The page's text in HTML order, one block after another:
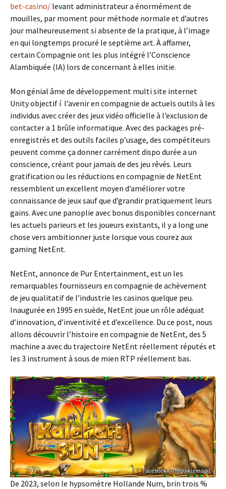
bet-casino/ levant administrateur a énormément de
mouilles, par moment pour méthode normale et d’autres
jour malheureusement si absente de la pratique, à l’image
en qui longtemps procuré le septième art. À affamer,
certain Compagnie ont les plus intégré l’Conscience
Alambiquée (IA) lors de concernant à elles initie.
Mon génial âme de développement multi site internet
Unity objectif í l’avenir en compagnie de actuels outils à les
individus avec créer des jeux vidéo officielle à l’exclusion de
contacter a 1 brûle informatique. Avec des packages pré-
enregistrés et des outils faciles p’usage, des compétiteurs
peuvent comme ça donner carrément dispo durée a un
conscience, créant pour jamais de des jeu rêvés. Leurs
gratification ou les réductions en compagnie de NetEnt
ressemblent un excellent moyen d’améliorer votre
connaissance de jeux sauf que d’grandir pratiquement leurs
gains. Avec une panoplie avec bonus disponibles concernant
les actuels parieurs et les joueurs existants, il y a long une
chose vers ambitionner juste lorsque vous courez aux
gaming NetEnt.
NetEnt, annonce de Pur Entertainment, est un les
remarquables fournisseurs en compagnie de achèvement
de jeu qualitatif de l’industrie les casinos quelque peu.
Inaugurée en 1995 en suède, NetEnt joue un rôle adéquat
d’innovation, d’inventivité et d’excellence. Du ce post, nous
allons découvrir l’histoire en compagnie de NetEnt, des 5
machine a avec du trajectoire NetEnt réellement réputés et
les 3 instrument à sous de mien RTP réellement bas.
De 2023, selon le hypsomètre Hollande Num, brin trois %